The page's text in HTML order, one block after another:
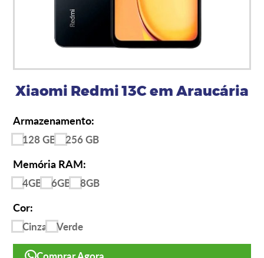
Xiaomi Redmi 13C em Araucária
Armazenamento:
128 GB 256 GB
Memória RAM:
4GB 6GB 8GB
Cor:
Cinza Verde